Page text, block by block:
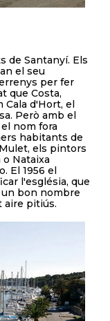
de Santanyí. Els
el seu
per fer
que Costa,
Cala d'Hort, el
Però amb el
nom fora
habitants de
els pintors
o Nataixa
El 1956 el
l'església, que
bon nombre
aire pitiús.